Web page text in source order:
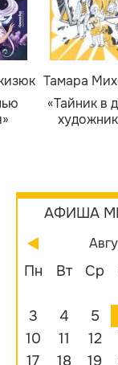
Тамара
«Тайник в
АФИША
Пн Вт Ср
3
4 5
10
11 12
17
18 19